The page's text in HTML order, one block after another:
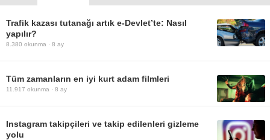
Trafik kazası tutanağı artık e-Devlet’te: Nasıl
yapılır?
8.380 okunma · 8 ay
Tüm zamanların en iyi kurt adam filmleri
11.917 okunma · 8 ay
Instagram takipçileri ve takip edilenleri gizleme
yolu